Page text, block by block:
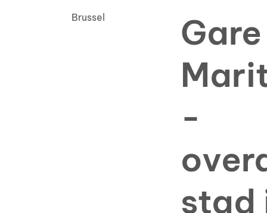
Brussel
Gare
-
stad